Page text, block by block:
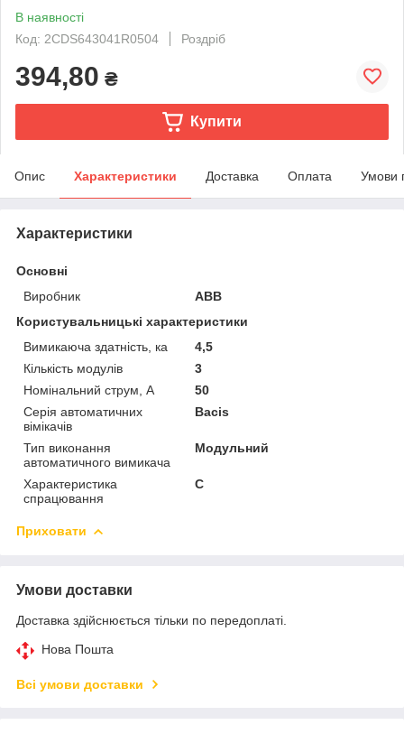
В наявності
Код: 2CDS643041R0504
Роздріб
394,80 ₴
Купити
Опис Характеристики Доставка Оплата Умови
Характеристики
Основні
Виробник
ABB
Користувальницькі характеристики
Вимикаюча здатність, ка
4,5
Кількість модулів
3
Номінальний струм, A
50
Серія автоматичних
вімікачів
Bacis
Тип виконання
автоматичного вимикача
Модульний
Характеристика
спрацювання
C
Приховати
Умови доставки
Доставка здійснюється тільки по передоплаті.
Нова Пошта
Всі умови доставки